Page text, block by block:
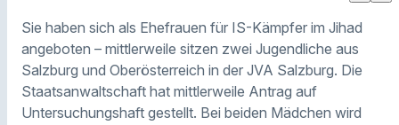
Sie haben sich als Ehefrauen für IS-Kämpfer im Jihad
angeboten – mittlerweile sitzen zwei Jugendliche aus
Salzburg und Oberösterreich in der JVA Salzburg. Die
Staatsanwaltschaft hat mittlerweile Antrag auf
Untersuchungshaft gestellt. Bei beiden Mädchen wird